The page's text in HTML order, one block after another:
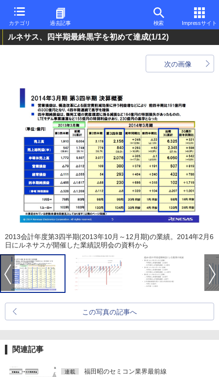
カテゴリ 過去記事 検索 Impressサイト
ルネサス、四半期最終黒字を初めて達成(1/12)
次の画像
2013会計年度第3四半期(2013年10月～12月期)の業績。2014年2月6
日にルネサスが開催した業績説明会の資料から
この写真の記事へ
関連記事
連載 福田昭のセミコン業界最前線